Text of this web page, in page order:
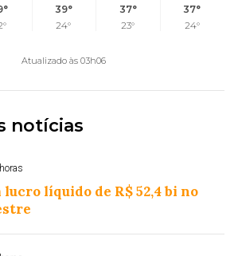
39°
24°
37°
23°
37°
24°
Atualizado às 03h06
notícias
líquido de R$ 52,4 bi no